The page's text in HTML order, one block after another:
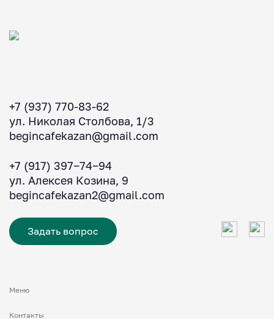
+7 (937) 770-83-62
ул. Николая Столбова, 1/3
begincafekazan@gmail.com
+7 (917) 397‒74‒94
ул. Алексея Козина, 9
begincafekazan2@gmail.com
Задать вопрос
Меню
Контакты